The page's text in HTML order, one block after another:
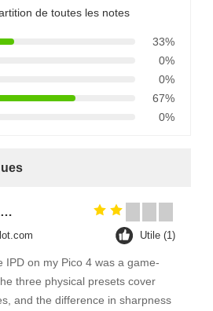
de toutes les notes
33%
0%
0%
67%
0%
Songshang
Utile (1)
IPD on my Pico 4 was a game-
three physical presets cover
and the difference in sharpness